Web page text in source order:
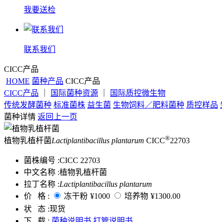
我要送检
联系我们
CICC产品
HOME 菌种产品 CICC产品
CICC产品
国际菌种资源
国际质控微生物
传统发酵菌种 标准菌株 益生菌 生物饲料／肥料菌种 质控样品
菌种详情 返回上一页
植物乳植杆菌Lactiplantibacillus plantarum CICC®22703
菌株编号 :CICC 22703
中文名称 :植物乳植杆菌
拉丁名称 :Lactiplantibacillus plantarum
价 格 :
冻干粉 ¥1000 培养物 ¥1300.00
状 态 :现货